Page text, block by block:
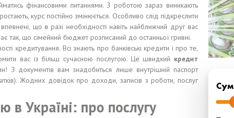
фінансовими питаннями. З роботою зараз виникають
курс постійно змінюється. Особливо слід підкреслити
що в разі необхідності навіть найближчий друг вас
так, що сімейний бюджет розписаний до останньої гривні.
кредитування. Всі знають про банківські кредити і про те,
вас із більш сучасною послугою. Це швидкий кредит
документів вам знадобиться лише внутрішній паспорт
Жодних довідок про доходи, записів з роботи, послуг
в Україні: про послугу